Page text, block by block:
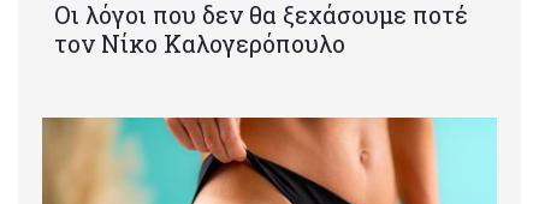
Οι λόγοι που δεν θα ξεχάσουμε ποτέ
τον Νίκο Καλογερόπουλο